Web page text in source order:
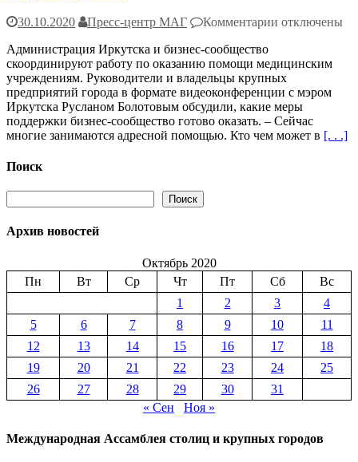
30.10.2020 Пресс-центр МАГ Комментарии к
Иркутска
и
работу
по
отключены
Администрация Иркутска и бизнес-сообщество
скоординируют работу по оказанию помощи медицинским
учреждениям. Руководители и владельцы крупных
предприятий города в формате видеоконференции с мэром
Иркутска Русланом Болотовым обсудили, какие меры
поддержки бизнес-сообщество готово оказать. – Сейчас
многие занимаются адресной помощью. Кто чем может в [. . .]
Поиск
Поиск
Архив новостей
Октябрь 2020
Пн
Вт Ср Чт Пт Сб
Вс
1
2 3
4
5
6 7 8 9 10
11
12
13 14 15 16 17
18
19
20 21 22 23 24
25
26
27 28 29 30
31
« Сен
Ноя »
Международная Ассамблея столиц и крупных городов